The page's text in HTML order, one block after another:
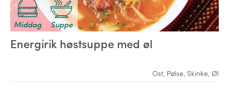
Middag Suppe
Energirik høstsuppe med øl
Ost Pølse Skinke Øl